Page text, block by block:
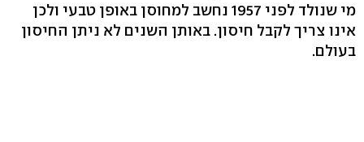
מי שנולד לפני 1957 נחשב למחוסן באופן טבעי ולכן
אינו צריך לקבל חיסון. באותן השנים לא ניתן החיסון
בעולם.